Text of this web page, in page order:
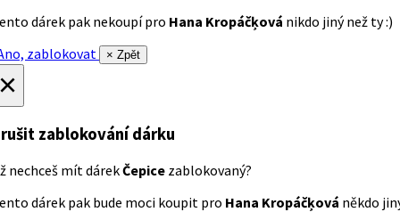
dárek pak nekoupí pro Hana Kropáčķová nikdo jiný než ty :)
zablokovat
× Zpět
zablokování dárku
nechceš mít dárekČepice zablokovaný?
dárek pak bude moci koupit pro Hana Kropáčķová někdo